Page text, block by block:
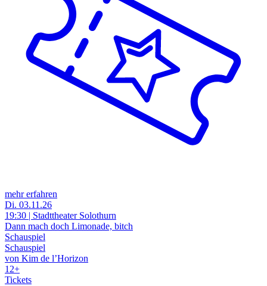
mehr erfahren
Di. 03.11.26
19:30 | Stadttheater Solothurn
Dann mach doch Limonade, bitch
Schauspiel
Schauspiel
von Kim de l’Horizon
12+
Tickets